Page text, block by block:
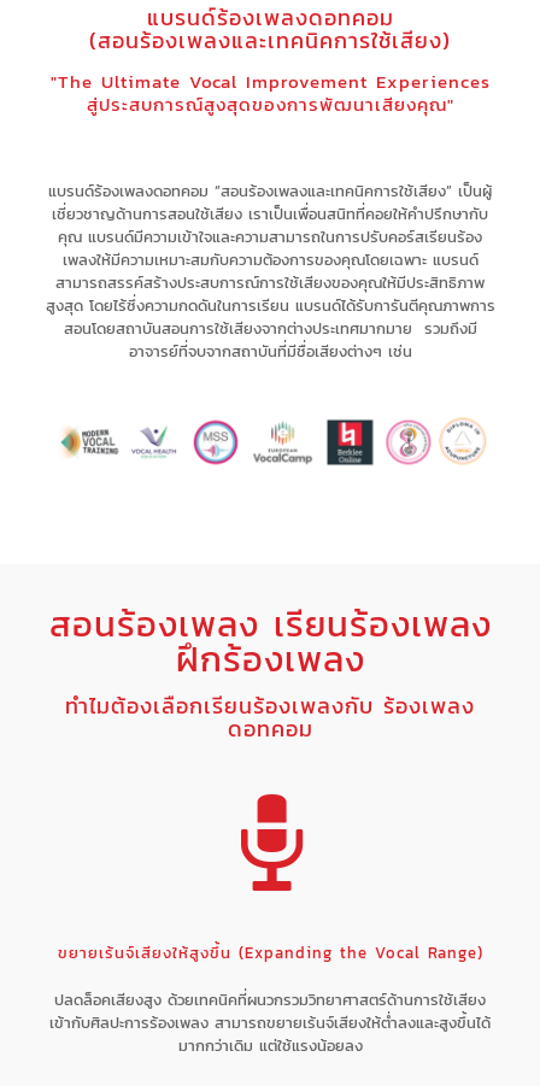
แบรนด์ร้องเพลงดอทคอม
(สอนร้องเพลงและเทคนิคการใช้เสียง)
"The Ultimate Vocal Improvement Experiences
สู่ประสบการณ์สูงสุดของการพัฒนาเสียงคุณ"
แบรนด์ร้องเพลงดอทคอม “สอนร้องเพลงและเทคนิคการใช้เสียง” เป็นผู้
เชี่ยวชาญด้านการสอนใช้เสียง เราเป็นเพื่อนสนิทที่คอยให้คำปรึกษากับ
คุณ แบรนด์มีความเข้าใจและความสามารถในการปรับคอร์สเรียนร้อง
เพลงให้มีความเหมาะสมกับความต้องการของคุณโดยเฉพาะ แบรนด์
สามารถสรรค์สร้างประสบการณ์การใช้เสียงของคุณให้มีประสิทธิภาพ
สูงสุด โดยไร้ซึ่งความกดดันในการเรียน แบรนด์ได้รับการันตีคุณภาพการ
สอนโดยสถาบันสอนการใช้เสียงจากต่างประเทศมากมาย รวมถึงมี
อาจารย์ที่จบจากสถาบันที่มีชื่อเสียงต่างๆ เช่น
สอนร้องเพลง เรียนร้องเพลง
ฝึกร้องเพลง
ทำไมต้องเลือกเรียนร้องเพลงกับ ร้องเพลง
ดอทคอม
ขยายเร้นจ์เสียงให้สูงขึ้น (Expanding the Vocal Range)
ปลดล็อคเสียงสูง ด้วยเทคนิคที่ผนวกรวมวิทยาศาสตร์ด้านการใช้เสียง
เข้ากับศิลปะการร้องเพลง สามารถขยายเร้นจ์เสียงให้ต่ำลงและสูงขึ้นได้
มากกว่าเดิม แต่ใช้แรงน้อยลง